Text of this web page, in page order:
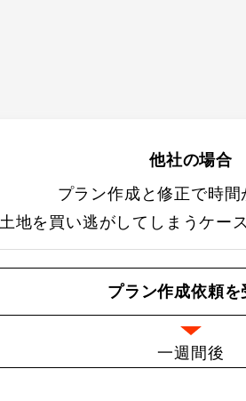
他社の場合
プラン作成と修正で時間
土地を買い逃がしてしまうケー
プラン作成依頼を
一週間後